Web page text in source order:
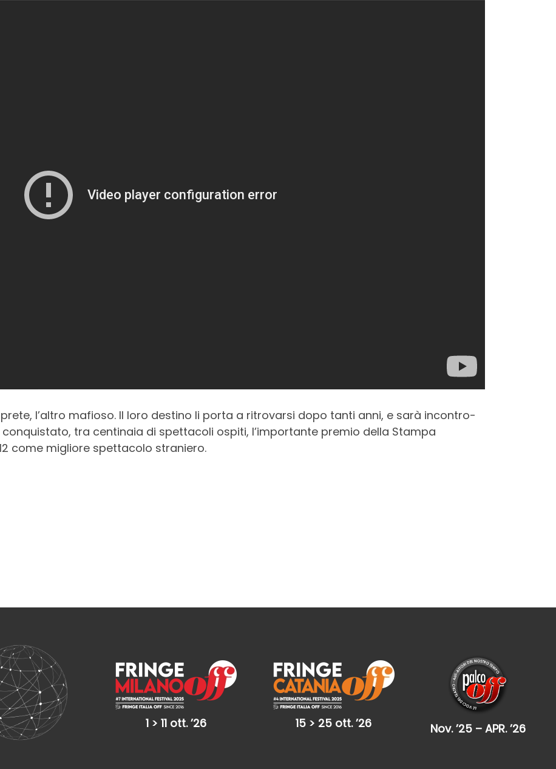
l’altro mafioso. Il loro destino li porta a ritrovarsi dopo tanti anni, e sarà incontro-
tra centinaia di spettacoli ospiti, l’importante premio della Stampa
come migliore spettacolo straniero.
1 > 11 ott. ’26 15 > 25 ott. ’26 Nov. ’25 – APR. ’26